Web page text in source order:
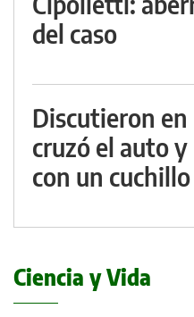
del caso
Discutieron en
cruzó el auto
con un
Ciencia y Vida